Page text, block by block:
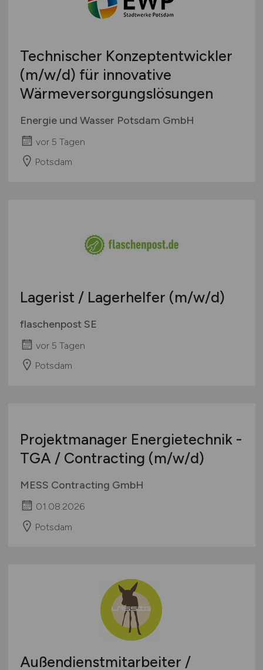
Technischer Konzeptentwickler
(m/w/d) für innovative
Wärmeversorgungslösungen
Energie und Wasser Potsdam GmbH
vor 5 Tagen
Potsdam
Lagerist / Lagerhelfer (m/w/d)
flaschenpost SE
vor 5 Tagen
Potsdam
Projektmanager Energietechnik -
TGA / Contracting (m/w/d)
MESS Contracting GmbH
01.08.2026
Potsdam
Außendienstmitarbeiter /